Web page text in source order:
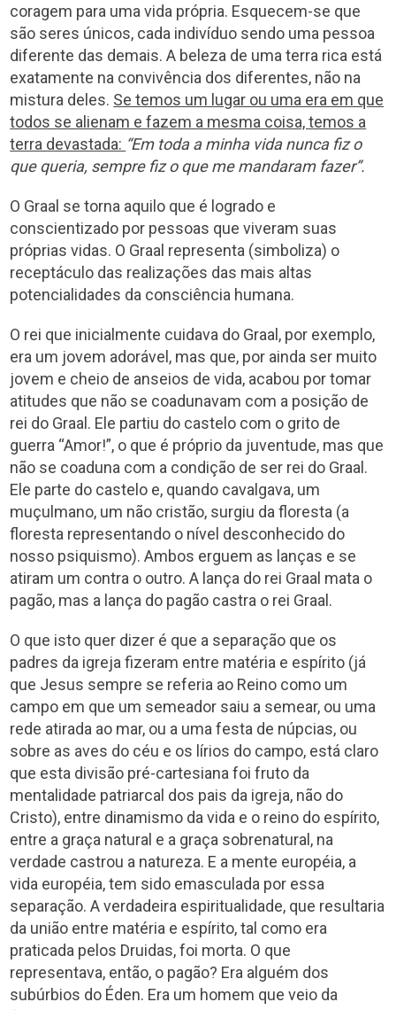
coragem para uma vida própria. Esquecem-se que
são seres únicos, cada indivíduo sendo uma pessoa
diferente das demais. A beleza de uma terra rica está
exatamente na convivência dos diferentes, não na
mistura deles. Se temos um lugar ou uma era em que
todos se alienam e fazem a mesma coisa, temos a
terra devastada: “Em toda a minha vida nunca fiz o
que queria, sempre fiz o que me mandaram fazer”.
O Graal se torna aquilo que é logrado e
conscientizado por pessoas que viveram suas
próprias vidas. O Graal representa (simboliza) o
receptáculo das realizações das mais altas
potencialidades da consciência humana.
O rei que inicialmente cuidava do Graal, por exemplo,
era um jovem adorável, mas que, por ainda ser muito
jovem e cheio de anseios de vida, acabou por tomar
atitudes que não se coadunavam com a posição de
rei do Graal. Ele partiu do castelo com o grito de
guerra “Amor!”, o que é próprio da juventude, mas que
não se coaduna com a condição de ser rei do Graal.
Ele parte do castelo e, quando cavalgava, um
muçulmano, um não cristão, surgiu da floresta (a
floresta representando o nível desconhecido do
nosso psiquismo). Ambos erguem as lanças e se
atiram um contra o outro. A lança do rei Graal mata o
pagão, mas a lança do pagão castra o rei Graal.
O que isto quer dizer é que a separação que os
padres da igreja fizeram entre matéria e espírito (já
que Jesus sempre se referia ao Reino como um
campo em que um semeador saiu a semear, ou uma
rede atirada ao mar, ou a uma festa de núpcias, ou
sobre as aves do céu e os lírios do campo, está claro
que esta divisão pré-cartesiana foi fruto da
mentalidade patriarcal dos pais da igreja, não do
Cristo), entre dinamismo da vida e o reino do espírito,
entre a graça natural e a graça sobrenatural, na
verdade castrou a natureza. E a mente européia, a
vida européia, tem sido emasculada por essa
separação. A verdadeira espiritualidade, que resultaria
da união entre matéria e espírito, tal como era
praticada pelos Druidas, foi morta. O que
representava, então, o pagão? Era alguém dos
subúrbios do Éden. Era um homem que veio da